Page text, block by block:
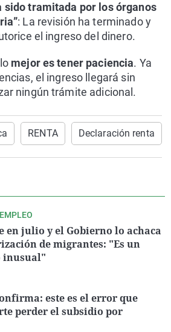
sido tramitada por los órganos
: La revisión ha terminado y
el ingreso del dinero.
mejor es tener paciencia. Ya
el ingreso llegará sin
ningún trámite adicional.
RENTA Declaración renta
en julio y el Gobierno lo achaca
de migrantes: "Es un
inusual"
este es el error que
perder el subsidio por